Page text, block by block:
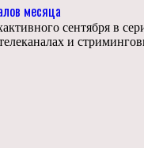
месяца
сентября в
и